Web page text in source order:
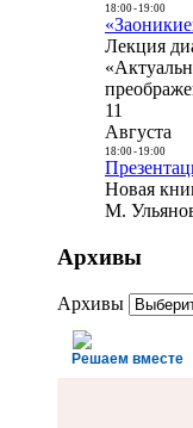
18:00- 19:00
Лекция
11
Августа
18:00- 19:00
Новая
М.
Архивы
Архивы
Решаем вместе